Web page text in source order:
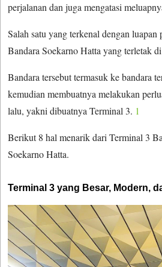
perjalanan dan juga mengatasi
Salah satu yang terkenal dengan
Bandara Soekarno Hatta yang terletak
Bandara tersebut termasuk ke bandara
kemudian membuatnya melakukan
lalu, yakni dibuatnya Terminal 3. 1
Berikut 8 hal menarik dari Terminal 3
Soekarno Hatta.
Terminal 3 yang Besar, Modern,